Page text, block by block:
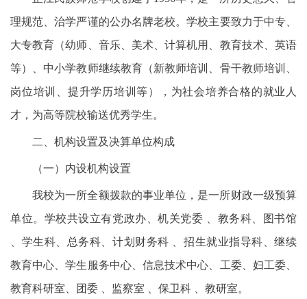
理规范、治学严谨的公办名牌老校。学校主要致力于中专、
大专教育（幼师、音乐、美术、计算机用、教育技术、英语
等）、中小学教师继续教育（新教师培训、骨干教师培训、
岗位培训、提升学历培训等），为社会培养合格的就业人
才，为高等院校输送优秀学生。
二、机构设置及决算单位构成
（一）内设机构设置
我校为一所全额拨款的事业单位，是一所财政一级预算
单位。学校共设立有党政办、机关党委 、教务科、图书馆
、学生科、总务科、计划财务科 、招生就业指导科、继续
教育中心、学生服务中心、信息技术中心、工委、妇工委、
教育科研室、团委 、监察室 、保卫科 、教研室。